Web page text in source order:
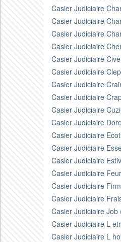
Casier Judiciaire
Casier Judiciaire
Casier Judiciaire
Casier Judiciaire
Casier Judiciaire
Casier Judiciaire
Casier Judiciaire
Casier Judiciaire
Casier Judiciaire
Casier Judiciaire
Casier Judiciaire
Casier Judiciaire
Casier Judiciaire
Casier Judiciaire
Casier Judiciaire
Casier Judiciaire
Casier Judiciaire Job
Casier Judiciaire L
Casier Judiciaire L